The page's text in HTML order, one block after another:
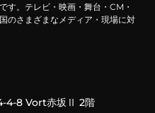
す。テレビ・映画・舞台・CM・
のさまざまなメディア・現場に対
4-8 Vort赤坂Ⅱ 2階